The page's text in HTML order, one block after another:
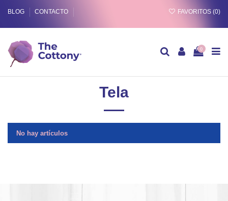
BLOG CONTACTO FAVORITOS (0)
0
Tela
No hay artículos